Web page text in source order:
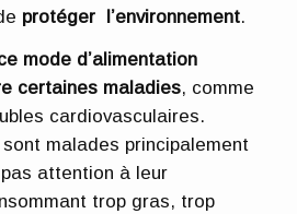
protéger l’environnement.
mode d’alimentation
certaines maladies, comme
cardiovasculaires.
sont malades principalement
attention à leur
trop gras, trop